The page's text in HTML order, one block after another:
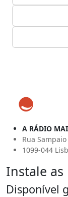
A RÁDIO
Rua
1099-044
Instale as
Disponível